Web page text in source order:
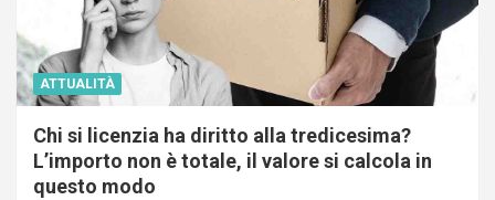
ATTUALITÀ
Chi si licenzia ha diritto alla tredicesima?
L’importo non è totale, il valore si calcola in
questo modo